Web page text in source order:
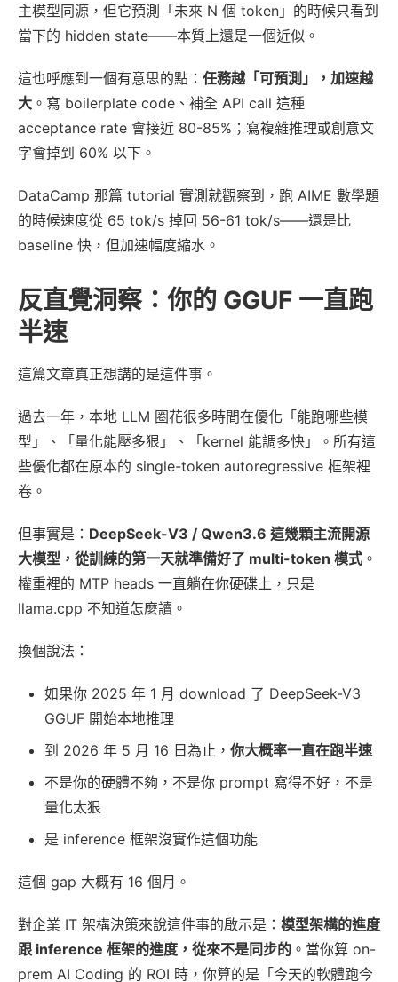
主模型同源，但它預測「未來 N 個 token」的時候只看到
當下的 hidden state——本質上還是一個近似。
這也呼應到一個有意思的點： 任務越「可預測」，加速越
大 。寫 boilerplate code、補全 API call 這種
acceptance rate 會接近 80-85%；寫複雜推理或創意文
字會掉到 60% 以下。
DataCamp 那篇 tutorial 實測就觀察到，跑 AIME 數學題
的時候速度從 65 tok/s 掉回 56-61 tok/s——還是比
baseline 快，但加速幅度縮水。
反直覺洞察：你的 GGUF 一直跑
半速
這篇文章真正想講的是這件事。
過去一年，本地 LLM 圈花很多時間在優化「能跑哪些模
型」、「量化能壓多狠」、「kernel 能調多快」。所有這
些優化都在原本的 single-token autoregressive 框架裡
卷。
但事實是： DeepSeek-V3 / Qwen3.6 這幾顆主流開源
大模型，從訓練的第一天就準備好了 multi-token 模式 。
權重裡的 MTP heads 一直躺在你硬碟上，只是
llama.cpp 不知道怎麼讀。
換個說法：
如果你 2025 年 1 月 download 了 DeepSeek-V3
GGUF 開始本地推理
到 2026 年 5 月 16 日為止， 你大概率一直在跑半速
不是你的硬體不夠，不是你 prompt 寫得不好，不是
量化太狠
是 inference 框架沒實作這個功能
這個 gap 大概有 16 個月。
對企業 IT 架構決策來說這件事的啟示是： 模型架構的進度
跟 inference 框架的進度，從來不是同步的 。當你算 on-
prem AI Coding 的 ROI 時，你算的是「今天的軟體跑今